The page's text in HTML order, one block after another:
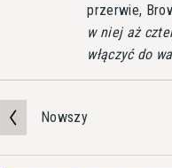
przerwie,
w niej aż
włączyć do
Nowszy